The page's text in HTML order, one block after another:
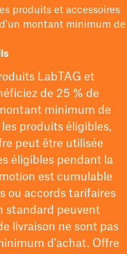
produits et accessoires
montant minimum de
LabTAG et
de 25 % de
minimum de
produits éligibles,
peut être utilisée
éligibles pendant la
est cumulable
ou accords tarifaires
standard peuvent
livraison ne sont pas
d'achat. Offre